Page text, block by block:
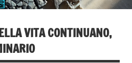
VITA CONTINUANO,